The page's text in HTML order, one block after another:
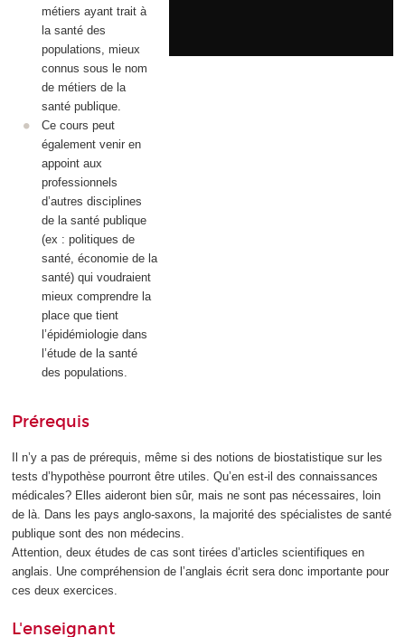
métiers ayant trait à
la santé des
populations, mieux
connus sous le nom
de métiers de la
santé publique.
Ce cours peut
également venir en
appoint aux
professionnels
d’autres disciplines
de la santé publique
(ex : politiques de
santé, économie de la
santé) qui voudraient
mieux comprendre la
place que tient
l’épidémiologie dans
l’étude de la santé
des populations.
Prérequis
Il n’y a pas de prérequis, même si des notions de biostatistique sur les
tests d’hypothèse pourront être utiles. Qu’en est-il des connaissances
médicales? Elles aideront bien sûr, mais ne sont pas nécessaires, loin
de là. Dans les pays anglo-saxons, la majorité des spécialistes de santé
publique sont des non médecins.
Attention, deux études de cas sont tirées d’articles scientifiques en
anglais. Une compréhension de l’anglais écrit sera donc importante pour
ces deux exercices.
L'enseignant